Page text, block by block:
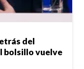
del
bolsillo vuelve